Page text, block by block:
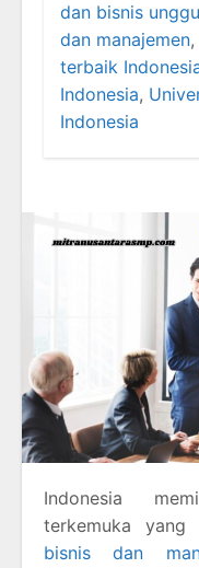
dan bisnis
dan manajemen,
terbaik
Indonesia,
Indonesia
Indonesia
terkemuka yang
bisnis dan